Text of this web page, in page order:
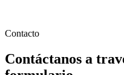
Contacto
Contáctanos a